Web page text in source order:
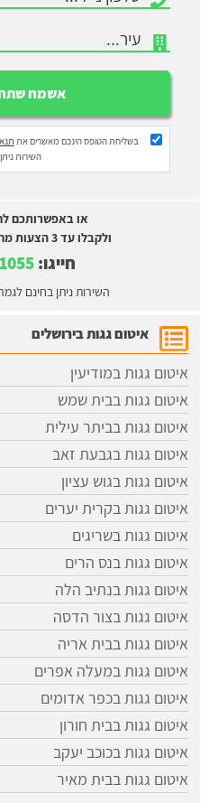
בשליחת הטופס הינכם מאשרים את
השירות
או באפשרותכם
ולקבלו עד 3 הצעות מחיר שונות לבקשתכם
חייגו:
השירות ניתן בחינם
איטום גגות בירושלים
איטום גגות במודיעין
איטום גגות בבית שמש
איטום גגות בביתר עילית
איטום גגות בגבעת זאב
איטום גגות בגוש עציון
איטום גגות בקרית יערים
איטום גגות בשריגים
איטום גגות בנס הרים
איטום גגות בנתיב הלה
איטום גגות בצור הדסה
איטום גגות בבית אריה
איטום גגות במעלה אפרים
איטום גגות בכפר אדומים
איטום גגות בבית חורון
איטום גגות בכוכב יעקב
איטום גגות בבית מאיר